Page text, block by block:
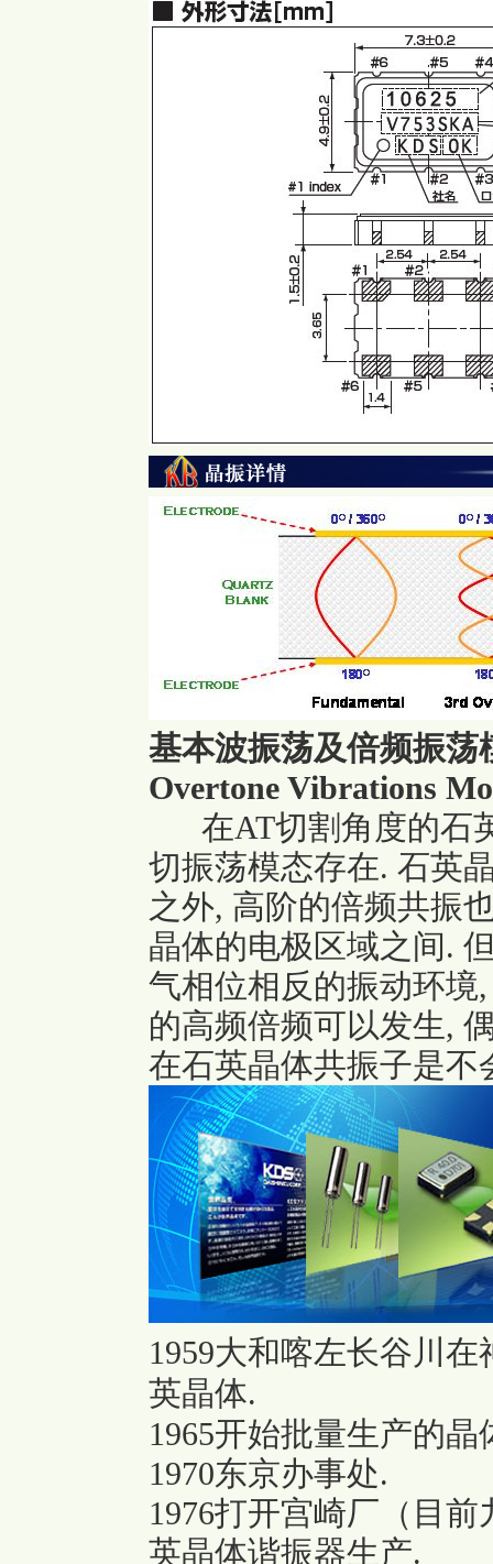
基本波振荡及倍频振荡
Overtone Vibrations
在AT切割角度的石
切振荡模态存在. 石英
之外, 高阶的倍频共振
晶体的电极区域之间.
气相位相反的振动环境
的高频倍频可以发生,
在石英晶体共振子是不
1959大和喀左长谷川
英晶体.
1965开始批量生产的
1970东京办事处.
1976打开宫崎厂（目
英晶体谐振器生产.